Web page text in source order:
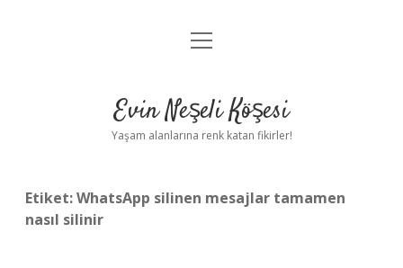
Anasayfa
Yasal Uyarı
menüyü
Evin Neşeli Köşesi
Yaşam alanlarına renk katan fikirler!
Etiket:WhatsApp silinen mesajlar tamamen
nasıl silinir